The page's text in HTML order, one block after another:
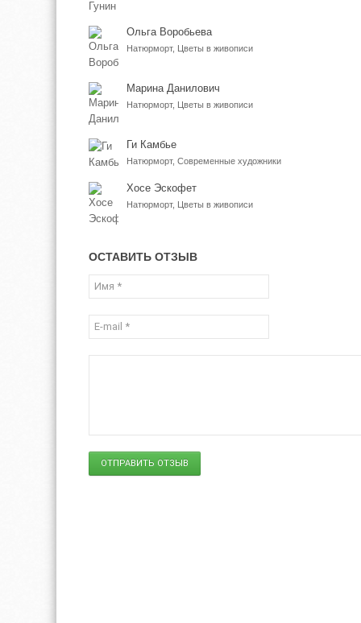
Ольга Воробьева
Натюрморт, Цветы в живописи
Марина Данилович
Натюрморт, Цветы в живописи
Ги Камбье
Натюрморт, Современные художники
Хосе Эскофет
Натюрморт, Цветы в живописи
ОСТАВИТЬ ОТЗЫВ
ОТПРАВИТЬ ОТЗЫВ